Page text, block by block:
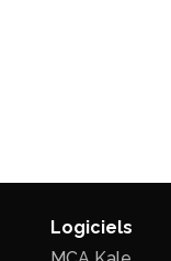
Logiciels